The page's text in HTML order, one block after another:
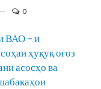
0
ВАО – и
ҳуқуқ оғоз
асосҳо ва